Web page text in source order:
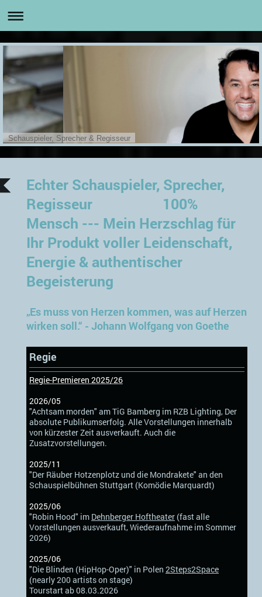
Schauspieler, Sprecher & Regisseur
Echter Schauspieler, Sprecher,
Regisseur 100%
Mensch --- Mein Herzschlag für
Ihr Produkt voller Leidenschaft,
Energie & authentischer
Begeisterung
„Es muss von Herzen kommen, was auf Herzen
wirken soll.“ - Johann Wolfgang von Goethe
Regie
Regie-Premieren 2025/26
2026/05
"Achtsam morden" am TiG Bamberg im RZB Lighting, Der
absolute Publikumserfolg. Alle Vorstellungen innerhalb
von kürzester Zeit ausverkauft. Auch die
Zusatzvorstellungen.
2025/11
"Der Räuber Hotzenplotz und die Mondrakete" an den
Schauspielbühnen Stuttgart (Komödie Marquardt)
2025/06
"Robin Hood" im Dehnberger Hoftheater (fast alle
Vorstellungen ausverkauft, Wiederaufnahme im Sommer
2026)
2025/06
"Die Blinden (HipHop-Oper)" in Polen 2Steps2Space
(nearly 200 artists on stage)
Tourstart ab 08.03.2026